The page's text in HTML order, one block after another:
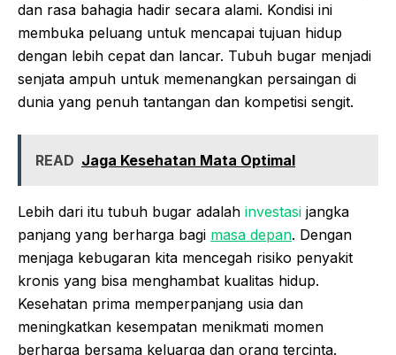
dan rasa bahagia hadir secara alami. Kondisi ini
membuka peluang untuk mencapai tujuan hidup
dengan lebih cepat dan lancar. Tubuh bugar menjadi
senjata ampuh untuk memenangkan persaingan di
dunia yang penuh tantangan dan kompetisi sengit.
READ Jaga Kesehatan Mata Optimal
Lebih dari itu tubuh bugar adalah investasi jangka
panjang yang berharga bagi masa depan. Dengan
menjaga kebugaran kita mencegah risiko penyakit
kronis yang bisa menghambat kualitas hidup.
Kesehatan prima memperpanjang usia dan
meningkatkan kesempatan menikmati momen
berharga bersama keluarga dan orang tercinta.